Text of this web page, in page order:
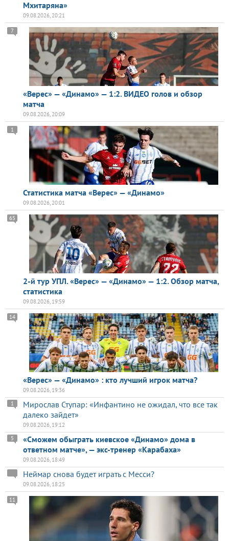
Мхитаряна»
09.08.2026, 20:21
«Верес» — «Динамо» — 1:2. ВИДЕО голов и обзор
матча
7
09.08.2026, 20:09
Статистика матча «Верес» — «Динамо»
1
09.08.2026, 20:01
2-й тур УПЛ. «Верес» — «Динамо» — 1:2. Обзор матча,
статистика
65
09.08.2026, 19:59
«Верес» — «Динамо» : кто лучший игрок матча?
14
09.08.2026, 19:36
Мирослав Ступар: «Инфантино не ожидал, что все так
далеко зайдет»
1
09.08.2026, 19:12
«Сможем обыграть киевское «Динамо» дома в
ответном матче», — экс-тренер «Карабаха»
5
09.08.2026, 18:49
Неймар снова будет играть с Месси?
09.08.2026, 18:25
11